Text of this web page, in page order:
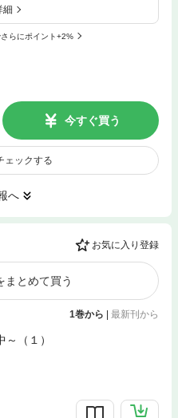
細
らにポイント+2%
今すぐ買う
ェックする
へ
お気に入り登録
まとめて買う
1巻から 最新刊から
（１）